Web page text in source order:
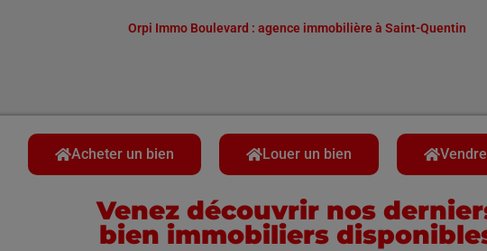
Orpi Immo Boulevard : agence immobilière à Saint-Quentin
Acheter un bien Louer un bien
Venez découvrir nos
bien immobiliers